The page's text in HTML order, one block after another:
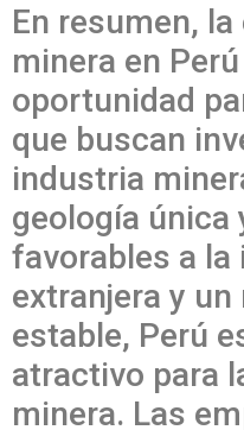
En resumen,
minera en
oportunidad
que buscan
industria
geología única
favorables a la
extranjera y
estable, Perú
atractivo para
minera. Las